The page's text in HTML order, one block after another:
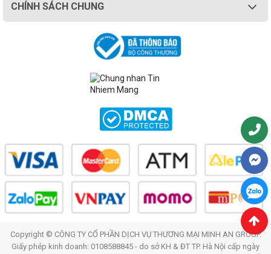
CHÍNH SÁCH CHUNG
Copyright © CÔNG TY CỔ PHẦN DỊCH VỤ THƯƠNG MẠI MINH AN GROUP.
Giấy phép kinh doanh: 0108588845 - do sở KH & ĐT TP. Hà Nội cấp ngày